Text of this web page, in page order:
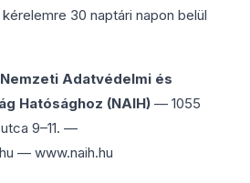
30 naptári napon belül
Nemzeti Adatvédelmi és
Hatósághoz (NAIH) — 1055
9–11. —
— www.naih.hu